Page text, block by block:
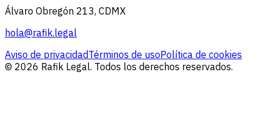
Álvaro Obregón 213, CDMX
hola@rafik.legal
Aviso de privacidadTérminos de usoPolítica de cookies
© 2026 Rafik Legal. Todos los derechos reservados.